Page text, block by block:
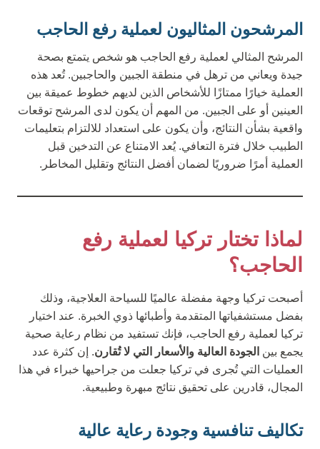
المرشحون المثاليون لعملية رفع الحاجب
المرشح المثالي لعملية رفع الحاجب هو شخص يتمتع بصحة
جيدة ويعاني من ترهل في منطقة الجبين والحاجبين. تُعد هذه
العملية خيارًا ممتازًا للأشخاص الذين لديهم خطوط عميقة بين
العينين أو على الجبين. من المهم أن يكون لدى المرشح توقعات
واقعية بشأن النتائج، وأن يكون على استعداد للالتزام بتعليمات
الطبيب خلال فترة التعافي. يُعد الامتناع عن التدخين قبل
العملية أمرًا ضروريًا لضمان أفضل النتائج وتقليل المخاطر.
لماذا تختار تركيا لعملية رفع
الحاجب؟
أصبحت تركيا وجهة مفضلة عالميًا للسياحة العلاجية، وذلك
بفضل مستشفياتها المتقدمة وأطبائها ذوي الخبرة. عند اختيار
تركيا لعملية رفع الحاجب، فإنك تستفيد من نظام رعاية صحية
يجمع بين الجودة العالية والأسعار التي لا تُقارن. إن كثرة عدد
العمليات التي تُجرى في تركيا جعلت من جراحيها خبراء في هذا
المجال، قادرين على تحقيق نتائج مبهرة وطبيعية.
تكاليف تنافسية وجودة رعاية عالية